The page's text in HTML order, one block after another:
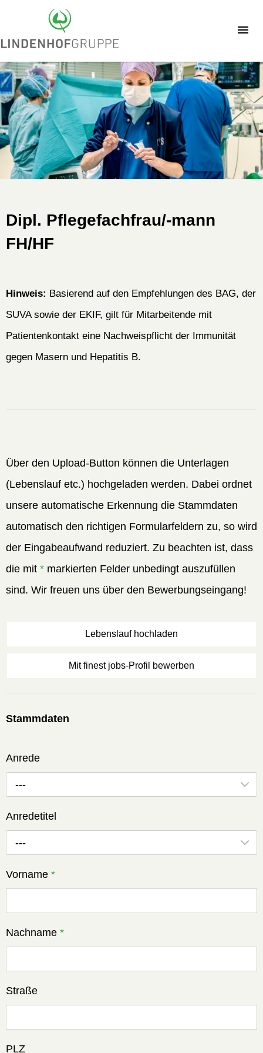
Dipl. Pflegefachfrau/-mann
FH/HF
Hinweis: Basierend auf den Empfehlungen des BAG, der
SUVA sowie der EKIF, gilt für Mitarbeitende mit
Patientenkontakt eine Nachweispflicht der Immunität
gegen Masern und Hepatitis B.
Über den Upload-Button können die Unterlagen
(Lebenslauf etc.) hochgeladen werden. Dabei ordnet
unsere automatische Erkennung die Stammdaten
automatisch den richtigen Formularfeldern zu, so wird
der Eingabeaufwand reduziert. Zu beachten ist, dass
die mit * markierten Felder unbedingt auszufüllen
sind. Wir freuen uns über den Bewerbungseingang!
Lebenslauf hochladen
Mit finest jobs-Profil bewerben
Stammdaten
Anrede
---
Anredetitel
---
Vorname *
Nachname *
Straße
PLZ